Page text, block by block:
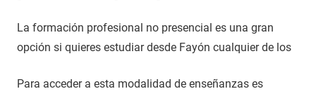
La formación profesional no presencial es una gran
opción si quieres estudiar desde Fayón cualquier de los
Para acceder a esta modalidad de enseñanzas es